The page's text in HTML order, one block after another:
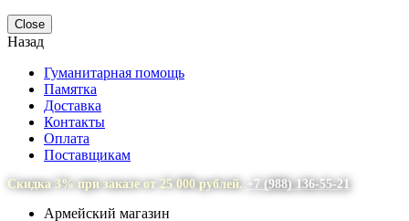
Close
Назад
Гуманитарная помощь
Памятка
Доставка
Контакты
Оплата
Поставщикам
Скидка 3% при заказе от 25 000 рублей. +7 (988) 136-55-21
Армейский магазин